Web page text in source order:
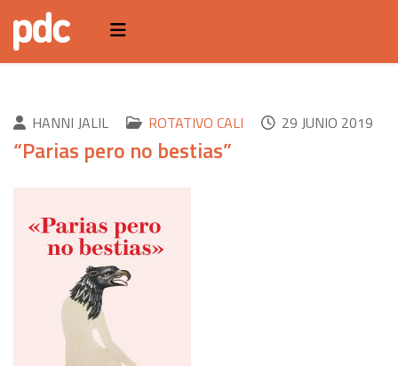
HANNI JALIL ROTATIVO CALI 29 JUNIO 2019
“Parias pero no bestias”